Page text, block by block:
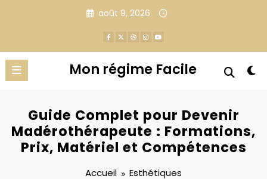
août 9, 2026
Mon régime Facile
Guide Complet pour Devenir
Madérothérapeute : Formations,
Prix, Matériel et Compétences
Accueil
Esthétiques